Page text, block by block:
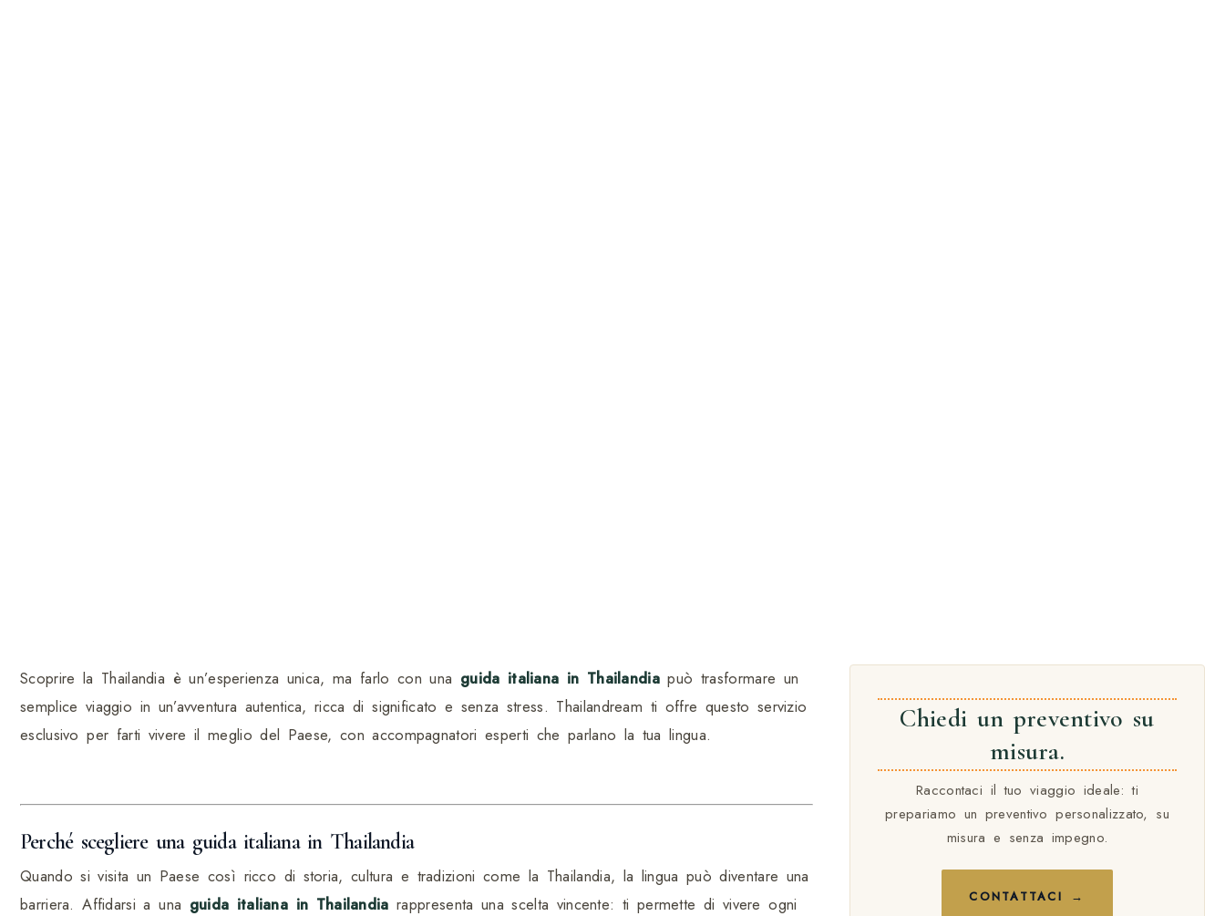
Scoprire la Thailandia è un’esperienza unica, ma farlo con una guida italiana in Thailandiapuò trasformare un
semplice viaggio in un’avventura autentica, ricca di significato e senza stress. Thailandream ti offre questo servizio
esclusivo per farti vivere il meglio del Paese, con accompagnatori esperti che parlano la tua lingua.
Perché scegliere una guida italiana in Thailandia
Quando si visita un Paese così ricco di storia, cultura e tradizioni come la Thailandia, la lingua può diventare una
barriera. Affidarsi a una guida italiana in Thailandia rappresenta una scelta vincente: ti permette di vivere ogni
Chiedi un preventivo su
misura.
Raccontaci il tuo viaggio ideale: ti
prepariamo un preventivo personalizzato, su
misura e senza impegno.
CONTATTACI →